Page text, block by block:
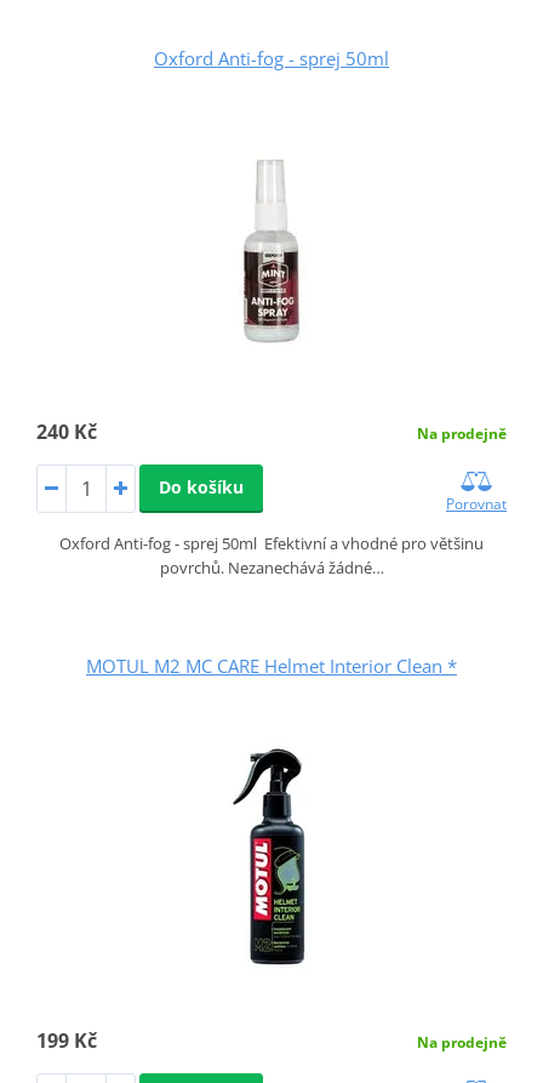
Oxford Anti-fog - sprej 50ml
240 Kč Na prodejně
Do košíku
Porovnat
Oxford Anti-fog - sprej 50ml Efektivní a vhodné pro většinu
povrchů. Nezanechává žádné…
MOTUL M2 MC CARE Helmet Interior Clean *
199 Kč Na prodejně